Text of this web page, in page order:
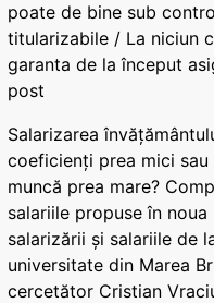
poate de bine sub
titularizabile / La niciun
garanta de la început
post
Salarizarea
coeficienți prea mici sau
muncă prea mare?
salariile propuse în noua
salarizării și salariile de
universitate din Marea
cercetător Cristian